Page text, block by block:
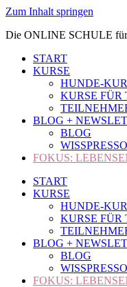
Zum Inhalt springen
Die ONLINE SCHULE für
START
KURSE
HUNDE-
KURSE FÜR
BLOG +
BLOG
WISSPRESSO
FOKUS:
START
KURSE
HUNDE-
KURSE FÜR
BLOG +
BLOG
WISSPRESSO
FOKUS: